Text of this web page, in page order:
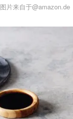
图片来自于@amazon.de